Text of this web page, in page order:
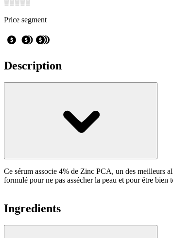
Price segment
Description
Ce sérum associe 4% de Zinc PCA, un des meilleurs
formulé pour ne pas assécher la peau et pour être
Ingredients